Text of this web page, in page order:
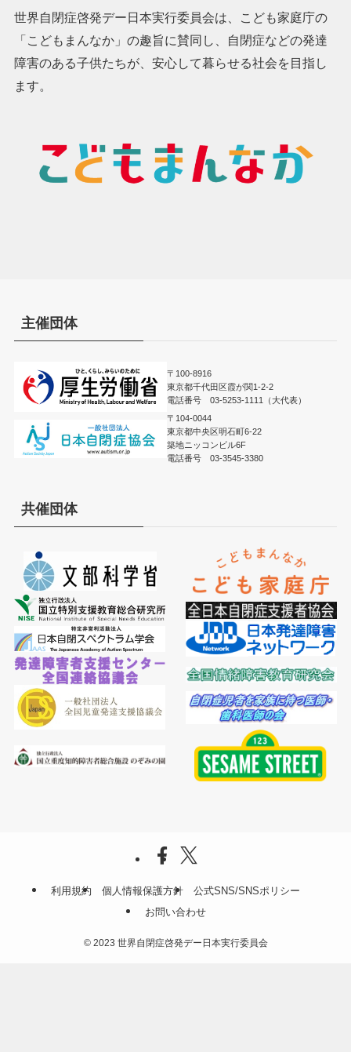
世界自閉症啓発デー日本実行委員会は、こども家庭庁の
「こどもまんなか」の趣旨に賛同し、自閉症などの発達
障害のある子供たちが、安心して暮らせる社会を目指し
ます。
主催団体
〒100-8916
東京都千代田区霞が関1-2-2
電話番号 03-5253-1111（大代表）
〒104-0044
東京都中央区明石町6-22
築地ニッコンビル6F
電話番号 03-3545-3380
共催団体
利用規約 個人情報保護方針
公式SNS/SNSポリシー
お問い合わせ
©2023 世界自閉症啓発デー日本実行委員会